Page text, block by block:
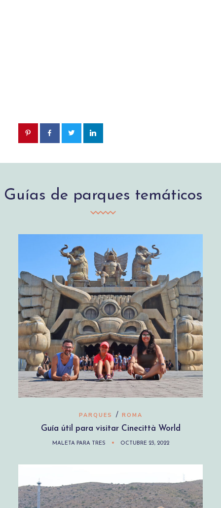
Guías de parques temáticos
PARQUES / ROMA
Guía útil para visitar Cinecittà World
MALETA PARA TRES OCTUBRE 23, 2022